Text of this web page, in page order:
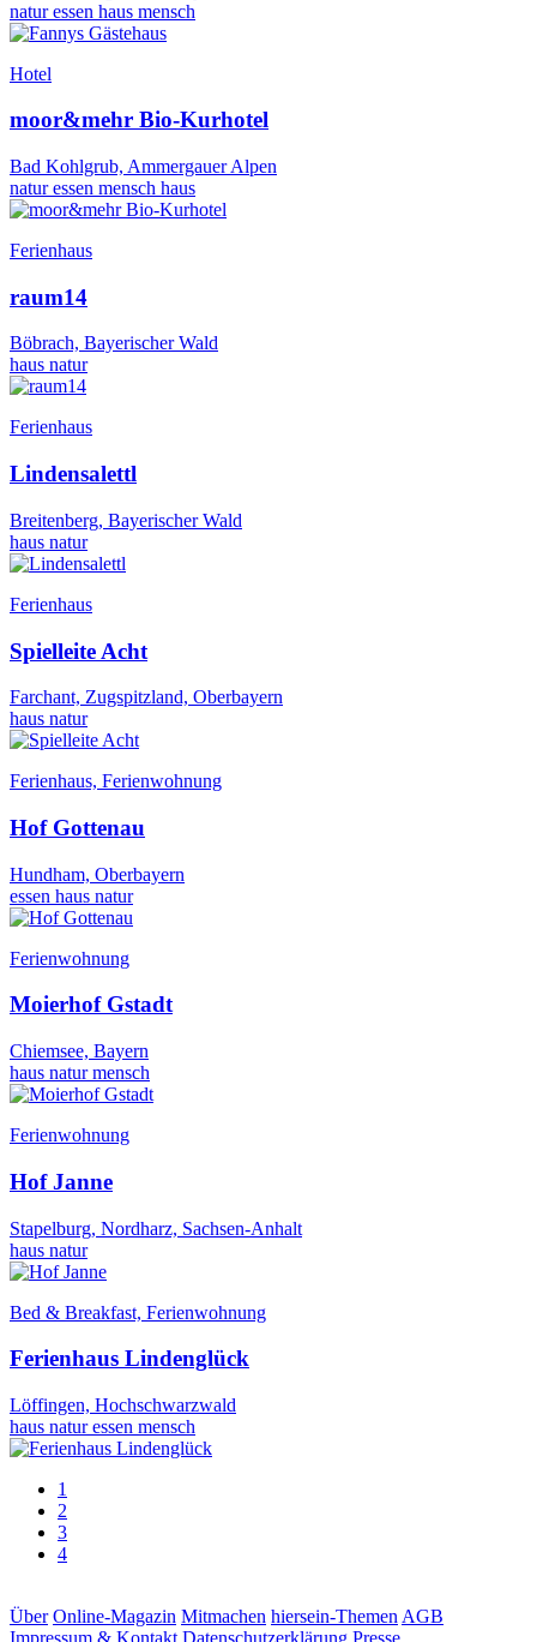
natur essen haus mensch
Hotel
moor&mehr Bio-Kurhotel
Bad Kohlgrub, Ammergauer Alpen
natur essen mensch haus
Ferienhaus
raum14
Böbrach, Bayerischer Wald
haus natur
Ferienhaus
Lindensalettl
Breitenberg, Bayerischer Wald
haus natur
Ferienhaus
Spielleite Acht
Farchant, Zugspitzland, Oberbayern
haus natur
Ferienhaus, Ferienwohnung
Hof Gottenau
Hundham, Oberbayern
essen haus natur
Ferienwohnung
Moierhof Gstadt
Chiemsee, Bayern
haus natur mensch
Ferienwohnung
Hof Janne
Stapelburg, Nordharz, Sachsen-Anhalt
haus natur
Bed & Breakfast, Ferienwohnung
Ferienhaus Lindenglück
Löffingen, Hochschwarzwald
haus natur essen mensch
1
2
3
4
Über Online-Magazin Mitmachen hiersein-Themen AGB
Impressum & Kontakt Datenschutzerklärung Presse